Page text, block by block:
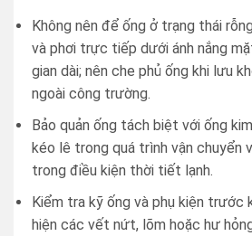
Không nên để ống ở trạng thái
và phơi trực tiếp dưới ánh nắng
gian dài; nên che phủ ống khi lưu
ngoài công trường.
Bảo quản ống tách biệt với ống
kéo lê trong quá trình vận chuyển
trong điều kiện thời tiết lạnh.
Kiểm tra kỹ ống và phụ kiện trước
hiện các vết nứt, lõm hoặc hư